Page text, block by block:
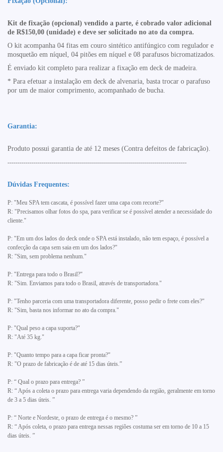
Kit de fixação (opcional) vendido a parte, é cobrado valor adicional
de R$150,00 (unidade) e deve ser solicitado no ato da compra.
O kit acompanha 04 fitas em couro sintético antifúngico com regulador e
mosquetão em níquel, 04 pitões em níquel e 08 parafusos bicromatizados.
É enviado kit completo para realizar a fixação em deck de madeira.
* Para efetuar a instalação em deck de alvenaria, basta trocar o parafuso
por um de maior comprimento, acompanhado de bucha.
Garantia:
Produto possui garantia de até 12 meses (Contra defeitos de fabricação).
------------------------------------------------------------------------------------------
Dúvidas Frequentes:
P: "Meu SPA tem cascata, é possível fazer uma capa com recorte?"
R: "Precisamos olhar fotos do spa, para verificar se é possível atender a necessidade do
cliente."
P: "Em um dos lados do deck onde o SPA está instalado, não tem espaço, é possível a
confecção da capa sem saia em um dos lados?"
R: "Sim, sem problema nenhum."
P: "Entrega para todo o Brasil?"
R: "Sim. Enviamos para todo o Brasil, através de transportadora."
P: "Tenho parceria com uma transportadora diferente, posso pedir o frete com eles?"
R: "Sim, basta nos informar no ato da compra."
P: "Qual peso a capa suporta?"
R: "Até 35 kg."
P: "Quanto tempo para a capa ficar pronta?"
R: "O prazo de fabricação é de até 15 dias úteis.”
P: “ Qual o prazo para entrega? ”
R: “ Após a coleta o prazo para entrega varia dependendo da região, geralmente em torno
de 3 a 5 dias úteis. ”
P: “ Norte e Nordeste, o prazo de entrega é o mesmo? ”
R: “ Após coleta, o prazo para entrega nessas regiões costuma ser em torno de 10 a 15
dias úteis. ”